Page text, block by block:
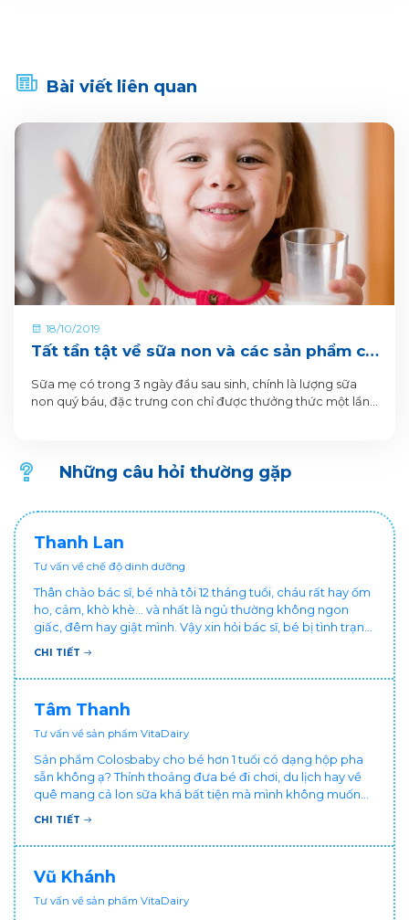
Bài viết liên quan
18/10/2019
Tất tần tật về sữa non và các sản phẩm có
chứa sữa non của VitaDairy
Sữa mẹ có trong 3 ngày đầu sau sinh, chính là lượng sữa
non quý báu, đặc trưng con chỉ được thưởng thức một lần.
Những câu hỏi thường gặp
Thanh Lan
Tư vấn về chế độ dinh dưỡng
Thân chào bác sĩ, bé nhà tôi 12 tháng tuổi, cháu rất hay ốm
ho, cảm, khò khè... và nhất là ngủ thường không ngon
giấc, đêm hay giật mình. Vậy xin hỏi bác sĩ, bé bị tình trạng
vậy nên làm sao để con khỏe mạnh và ngủ ngon giấc hơn
chăm cháu hay ốm ạ?. Cảm ơn bác sĩ.
CHI TIẾT
Tâm Thanh
Tư vấn về sản phẩm VitaDairy
Sản phẩm Colosbaby cho bé hơn 1 tuổi có dạng hộp pha
sẵn không ạ? Thỉnh thoảng đưa bé đi chơi, du lịch hay về
quê mang cả lon sữa khá bất tiện mà mình không muốn
đổi cho bé dùng sữa tươi hộp khác sợ bé nạ sữa ảnh
CHI TIẾT
Vũ Khánh
Tư vấn về sản phẩm VitaDairy